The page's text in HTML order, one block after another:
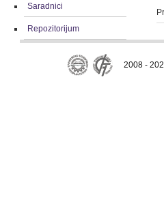
Saradnici
Repozitorijum
2008 -